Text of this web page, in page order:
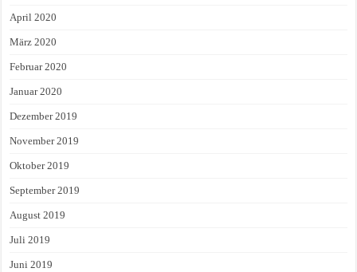
April 2020
März 2020
Februar 2020
Januar 2020
Dezember 2019
November 2019
Oktober 2019
September 2019
August 2019
Juli 2019
Juni 2019